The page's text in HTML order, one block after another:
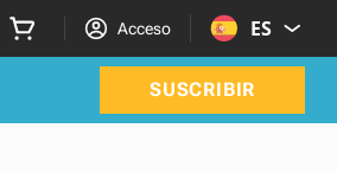
Acceso ES
SUSCRIBIR